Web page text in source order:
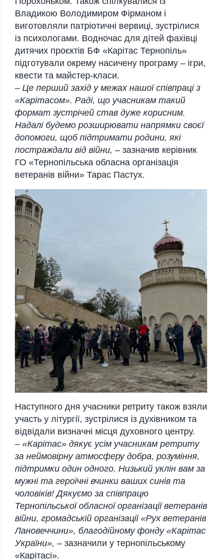
Владикою Володимиром Фірманом і
виготовляли патріотичні вервиці, зустрілися
із психологами. Водночас для дітей фахівці
дитячих проєктів БФ «Карітас Тернопіль»
підготували окрему насичену програму – ігри,
квести та майстер-класи.
– Це перший захід у межах нашої співпраці з
«Карітасом». Раді, що учасникам такий
формат зустрічей став дуже корисним.
Надалі будемо розширювати напрямки своєї
допомоги, щоб підтримати родини, які
постраждали від війни, – зазначив керівник
ГО «Тернопільська обласна організація
ветеранів війни» Тарас Пастух.
Наступного дня учасники ретриту також взяли
участь у літургії, зустрілися із духівником та
відвідали визначні місця духовного центру.
– «Карітас» дякує усім учасникам ретриту
за неймовірну атмосферу добра, розуміння,
підтримки один одного. Низький уклін вам за
мужні та героїчні вчинки ваших синів та
чоловіків! Дякуємо за співпрацю
Тернопільської обласної організації ветеранів
війни, громадській організації «Рух ветеранів
Лановеччини», благодійному фонду «Карітас
України», – зазначили у тернопільському
«Карітасі».